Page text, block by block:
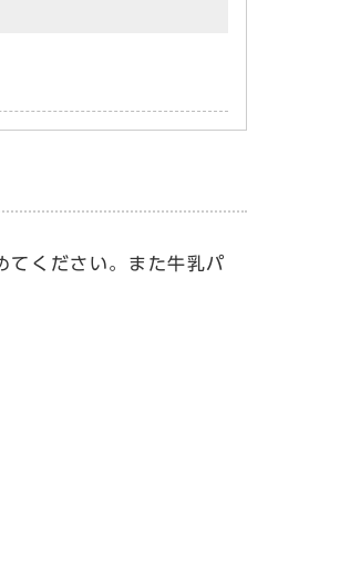
てください。また牛乳パ